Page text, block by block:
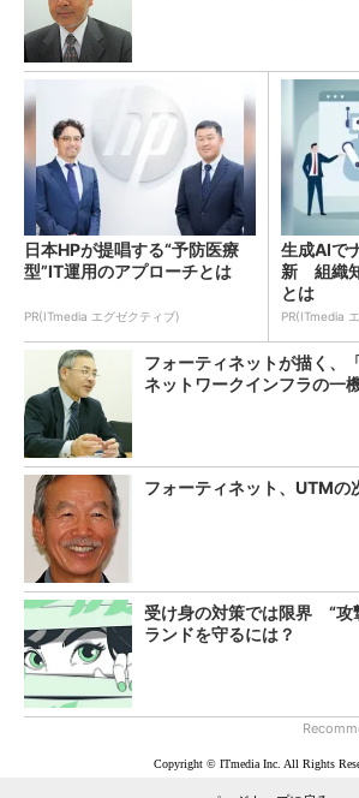
日本HPが提唱する“予防医療
型”IT運用のアプローチとは
PR(ITmedia エグゼクティブ)
生成AIで
新 組織
とは
PR(ITmedia
フォーティネットが描く、
ネットワークインフラの一
フォーティネット、UTMの
受け身の対策では限界 “攻
ランドを守るには？
Copyright © ITmedia Inc. All Rights